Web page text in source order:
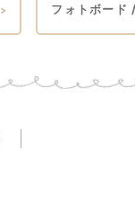
フォトボード